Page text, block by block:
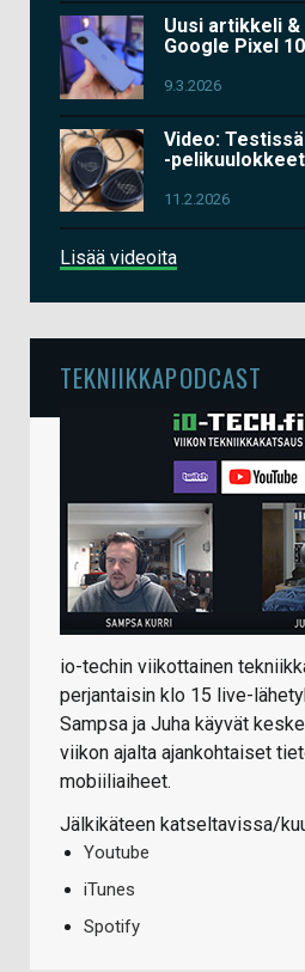
Uusi artikkeli
Google Pixel
9.3.2026
Video:
-pelikuulokkeet
11.2.2026
Lisää videoita
TEKNIIKKAPODCAST
io-techin viikottainen
perjantaisin klo 15 live-
Sampsa ja Juha käyvät
viikon ajalta ajankohtaiset
mobiiliaiheet.
Jälkikäteen katseltavissa/
Youtube
iTunes
Spotify